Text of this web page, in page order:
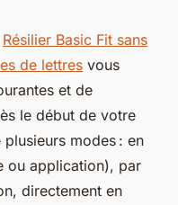
Résilier Basic Fit sans
de lettres vous
et de
le début de votre
modes : en
ou application), par
directement en